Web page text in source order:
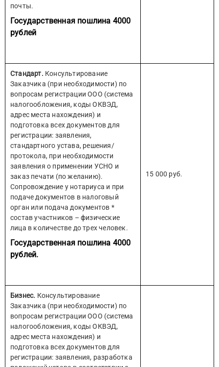
почты.
Государственная пошлина 4000
рублей
Стандарт. Консультирование
Заказчика (при необходимости) по
вопросам регистрации ООО (система
налогообложения, коды ОКВЭД,
адрес места нахождения) и
подготовка всех документов для
регистрации: заявления,
стандартного устава, решения/
протокола, при необходимости
заявления о применении УСНО и
заказ печати (по желанию).
Сопровождение у нотариуса и при
подаче документов в налоговый
орган или подача документов *
состав участников – физические
лица в количестве до трех человек.
Государственная пошлина 4000
рублей.
15 000 руб.
Бизнес. Консультирование
Заказчика (при необходимости) по
вопросам регистрации ООО (система
налогообложения, коды ОКВЭД,
адрес места нахождения) и
подготовка всех документов для
регистрации: заявления, разработка